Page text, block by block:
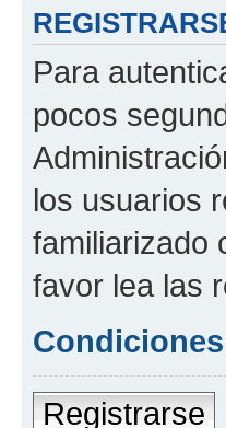
Para
pocos
los usuarios
familiarizado
favor lea las
Registrarse